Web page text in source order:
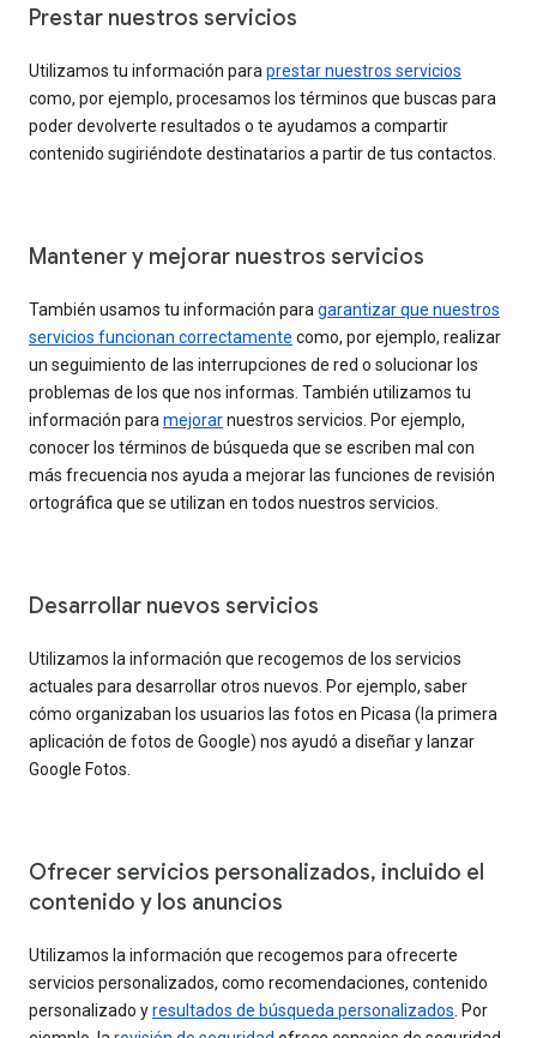
Prestar nuestros servicios
Utilizamos tu información para prestar nuestros servicios
como, por ejemplo, procesamos los términos que buscas para
poder devolverte resultados o te ayudamos a compartir
contenido sugiriéndote destinatarios a partir de tus contactos.
Mantener y mejorar nuestros servicios
También usamos tu información para garantizar que nuestros
servicios funcionan correctamente como, por ejemplo, realizar
un seguimiento de las interrupciones de red o solucionar los
problemas de los que nos informas. También utilizamos tu
información para mejorarnuestros servicios. Por ejemplo,
conocer los términos de búsqueda que se escriben mal con
más frecuencia nos ayuda a mejorar las funciones de revisión
ortográfica que se utilizan en todos nuestros servicios.
Desarrollar nuevos servicios
Utilizamos la información que recogemos de los servicios
actuales para desarrollar otros nuevos. Por ejemplo, saber
cómo organizaban los usuarios las fotos en Picasa (la primera
aplicación de fotos de Google) nos ayudó a diseñar y lanzar
Google Fotos.
Ofrecer servicios personalizados, incluido el
contenido y los anuncios
Utilizamos la información que recogemos para ofrecerte
servicios personalizados, como recomendaciones, contenido
personalizado yresultados de búsqueda personalizados . Por